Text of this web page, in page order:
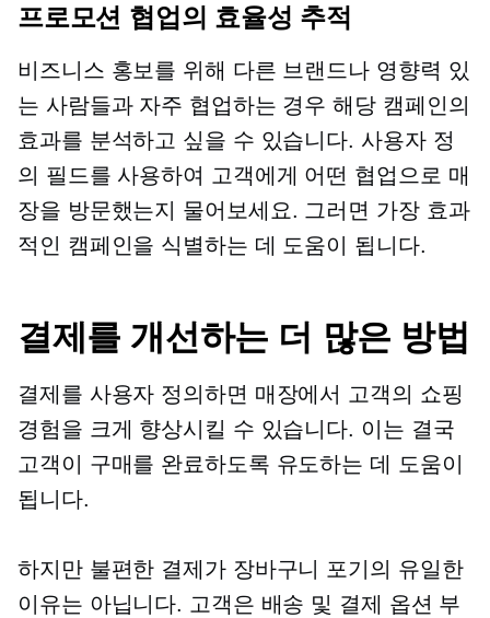
프로모션 협업의 효율성 추적
비즈니스 홍보를 위해 다른 브랜드나 영향력 있
는 사람들과 자주 협업하는 경우 해당 캠페인의
효과를 분석하고 싶을 수 있습니다. 사용자 정
의 필드를 사용하여 고객에게 어떤 협업으로 매
장을 방문했는지 물어보세요. 그러면 가장 효과
적인 캠페인을 식별하는 데 도움이 됩니다.
결제를 개선하는 더 많은 방법
결제를 사용자 정의하면 매장에서 고객의 쇼핑
경험을 크게 향상시킬 수 있습니다. 이는 결국
고객이 구매를 완료하도록 유도하는 데 도움이
됩니다.
하지만 불편한 결제가 장바구니 포기의 유일한
이유는 아닙니다. 고객은 배송 및 결제 옵션 부